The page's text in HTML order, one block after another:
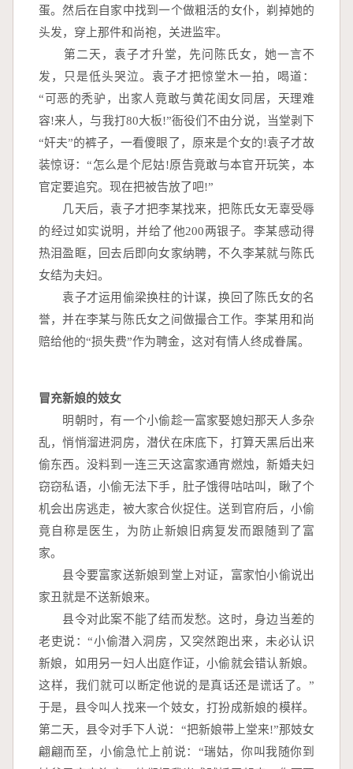
蛋。然后在自家中找到一个做粗活的女仆，剃掉她的
头发，穿上那件和尚袍，关进监牢。
第二天，袁子才升堂，先问陈氏女，她一言不
发，只是低头哭泣。袁子才把惊堂木一拍，喝道：
“可恶的秃驴，出家人竟敢与黄花闺女同居，天理难
容!来人，与我打80大板!”衙役们不由分说，当堂剥下
“奸夫”的裤子，一看傻眼了，原来是个女的!袁子才故
装惊讶：“怎么是个尼姑!原告竟敢与本官开玩笑，本
官定要追究。现在把被告放了吧!”
几天后，袁子才把李某找来，把陈氏女无辜受辱
的经过如实说明，并给了他200两银子。李某感动得
热泪盈眶，回去后即向女家纳聘，不久李某就与陈氏
女结为夫妇。
袁子才运用偷梁换柱的计谋，换回了陈氏女的名
誉，并在李某与陈氏女之间做撮合工作。李某用和尚
赔给他的“损失费”作为聘金，这对有情人终成眷属。
冒充新娘的妓女
明朝时，有一个小偷趁一富家娶媳妇那天人多杂
乱，悄悄溜进洞房，潜伏在床底下，打算天黑后出来
偷东西。没料到一连三天这富家通宵燃烛，新婚夫妇
窃窃私语，小偷无法下手，肚子饿得咕咕叫，瞅了个
机会出房逃走，被大家合伙捉住。送到官府后，小偷
竟自称是医生，为防止新娘旧病复发而跟随到了富
家。
县令要富家送新娘到堂上对证，富家怕小偷说出
家丑就是不送新娘来。
县令对此案不能了结而发愁。这时，身边当差的
老吏说：“小偷潜入洞房，又突然跑出来，未必认识
新娘，如用另一妇人出庭作证，小偷就会错认新娘。
这样，我们就可以断定他说的是真话还是谎话了。”
于是，县令叫人找来一个妓女，打扮成新娘的模样。
第二天，县令对手下人说：“把新娘带上堂来!”那妓女
翩翩而至，小偷急忙上前说：“瑞姑，你叫我随你到